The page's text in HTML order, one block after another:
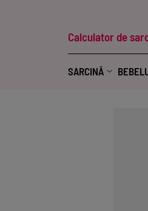
Calculator de
SARCINĂ